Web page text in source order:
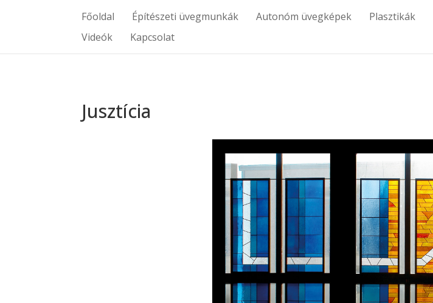
Főoldal Építészeti üvegmunkák Autonóm üvegképek Plasztikák
Videók
Kapcsolat
Jusztícia